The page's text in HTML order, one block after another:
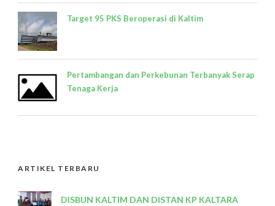
Target 95 PKS Beroperasi di Kaltim
Pertambangan dan Perkebunan Terbanyak Serap
Tenaga Kerja
ARTIKEL TERBARU
DISBUN KALTIM DAN DISTAN KP KALTARA